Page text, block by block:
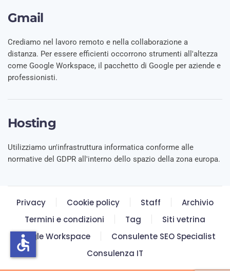
Gmail
Crediamo nel lavoro remoto e nella collaborazione a
distanza. Per essere efficienti occorrono strumenti all'altezza
come Google Workspace, il pacchetto di Google per aziende e
professionisti.
Hosting
Utilizziamo un'infrastruttura informatica conforme alle
normative del GDPR all'interno dello spazio della zona europa.
Privacy Cookie policy Staff
Archivio
Termini e condizioni
Tag
Siti vetrina
Google Workspace
Consulente SEO Specialist
Consulenza IT
accessible